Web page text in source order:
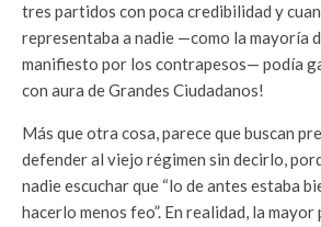
tres partidos con poca credibilidad y
representaba a nadie —como la mayoría
manifiesto por los contrapesos— podía
con aura de Grandes Ciudadanos!
Más que otra cosa, parece que buscan
defender al viejo régimen sin decirlo,
nadie escuchar que “lo de antes estaba
hacerlo menos feo”. En realidad, la mayor